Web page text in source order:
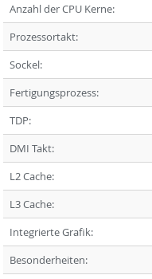
Anzahl der CPU Kerne:
Prozessortakt:
Sockel:
Fertigungsprozess:
TDP:
DMI Takt:
L2 Cache:
L3 Cache:
Integrierte Grafik:
Besonderheiten: